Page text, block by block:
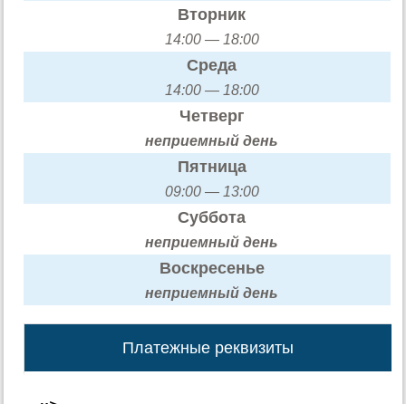
Вторник
14:00 — 18:00
Среда
14:00 — 18:00
Четверг
неприемный день
Пятница
09:00 — 13:00
Суббота
неприемный день
Воскресенье
неприемный день
Платежные реквизиты